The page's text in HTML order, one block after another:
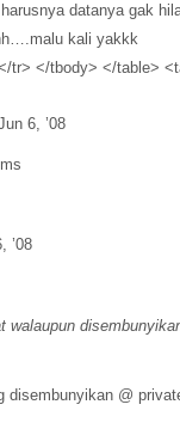
datanya gak
kali yakkk
6, ’08
’08
walaupun
disembunyikan @